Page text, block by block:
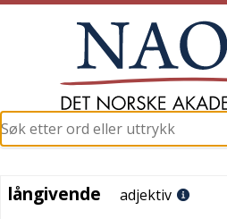
långivende
långivende adjektiv